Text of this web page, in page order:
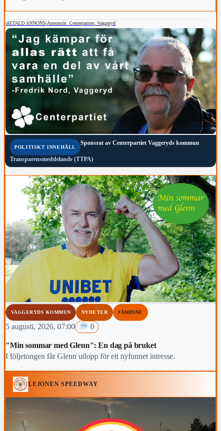
BETALD ANNONS|Annonsör: Centerpartiet, Vaggeryd
POLITISKT INNEHÅLL
Sponsrat av Centerpartiet Vaggeryds kommun
Transparensmeddelande (TTPA)
VAGGERYDS KOMMUN NYHETER #ÅMINNE
5 augusti, 2026, 07:00 0
"Min sommar med Glenn": En dag på bruket
I följetongen får Glenn utlopp för ett nyfunnet intresse.
LEJONEN SPEEDWAY